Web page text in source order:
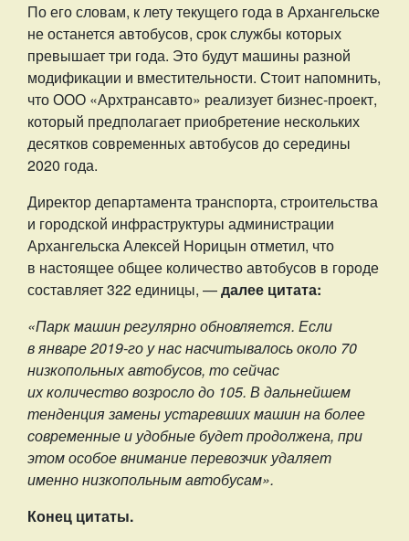
По его словам, к лету текущего года в Архангельске
не останется автобусов, срок службы которых
превышает три года. Это будут машины разной
модификации и вместительности. Стоит напомнить,
что ООО «Архтрансавто» реализует бизнес-проект,
который предполагает приобретение нескольких
десятков современных автобусов до середины
2020 года.
Директор департамента транспорта, строительства
и городской инфраструктуры администрации
Архангельска Алексей Норицын отметил, что
в настоящее общее количество автобусов в городе
составляет 322 единицы, —далее цитата:
«Парк машин регулярно обновляется. Если
в январе 2019-го у нас насчитывалось около 70
низкопольных автобусов, то сейчас
их количество возросло до 105. В дальнейшем
тенденция замены устаревших машин на более
современные и удобные будет продолжена, при
этом особое внимание перевозчик удаляет
именно низкопольным автобусам».
Конец цитаты.